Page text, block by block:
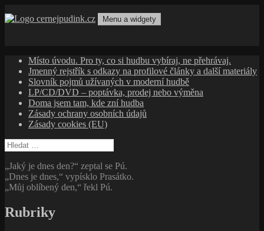
k
Menu a widgety
Místo úvodu. Pro ty, co si hudbu vybíraj, ne přehrávaj.
Jmenný rejstřík s odkazy na profilové články a další materiály
Slovník pojmů užívaných v moderní hudbě
LP/CD/DVD – poptávka, prodej nebo výměna
Doma jsem tam, kde zní hudba
Zásady ochrany osobních údajů
Zásady cookies (EU)
Vyhledávání
„Jaký je dnes den?“ zeptal se Pú.
„Dnes je dnes,“ vypísklo Prasátko.
„Můj oblíbený den,“ řekl Pú.
Rubriky